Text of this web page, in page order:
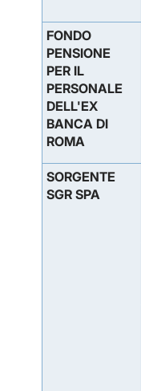
FONDO
PENSIONE
PER IL
PERSONALE
DELL'EX
BANCA DI
ROMA
SORGENTE
SGR SPA